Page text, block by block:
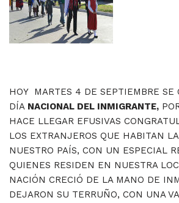
HOY MARTES 4 DE SEPTIEMBRE SE
DÍA NACIONAL DEL INMIGRANTE,
HACE LLEGAR EFUSIVAS
LOS EXTRANJEROS QUE HABITAN
NUESTRO PAÍS, CON UN ESPECIAL
QUIENES RESIDEN EN NUESTRA
NACIÓN CRECIÓ DE LA MANO DE
DEJARON SU TERRUÑO, CON UNA